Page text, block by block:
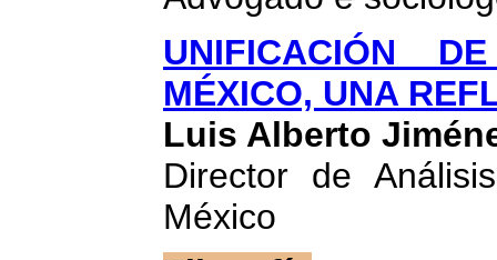
UNIFICACIÓN
MÉXICO, UNA
Luis Alberto
Director de
México